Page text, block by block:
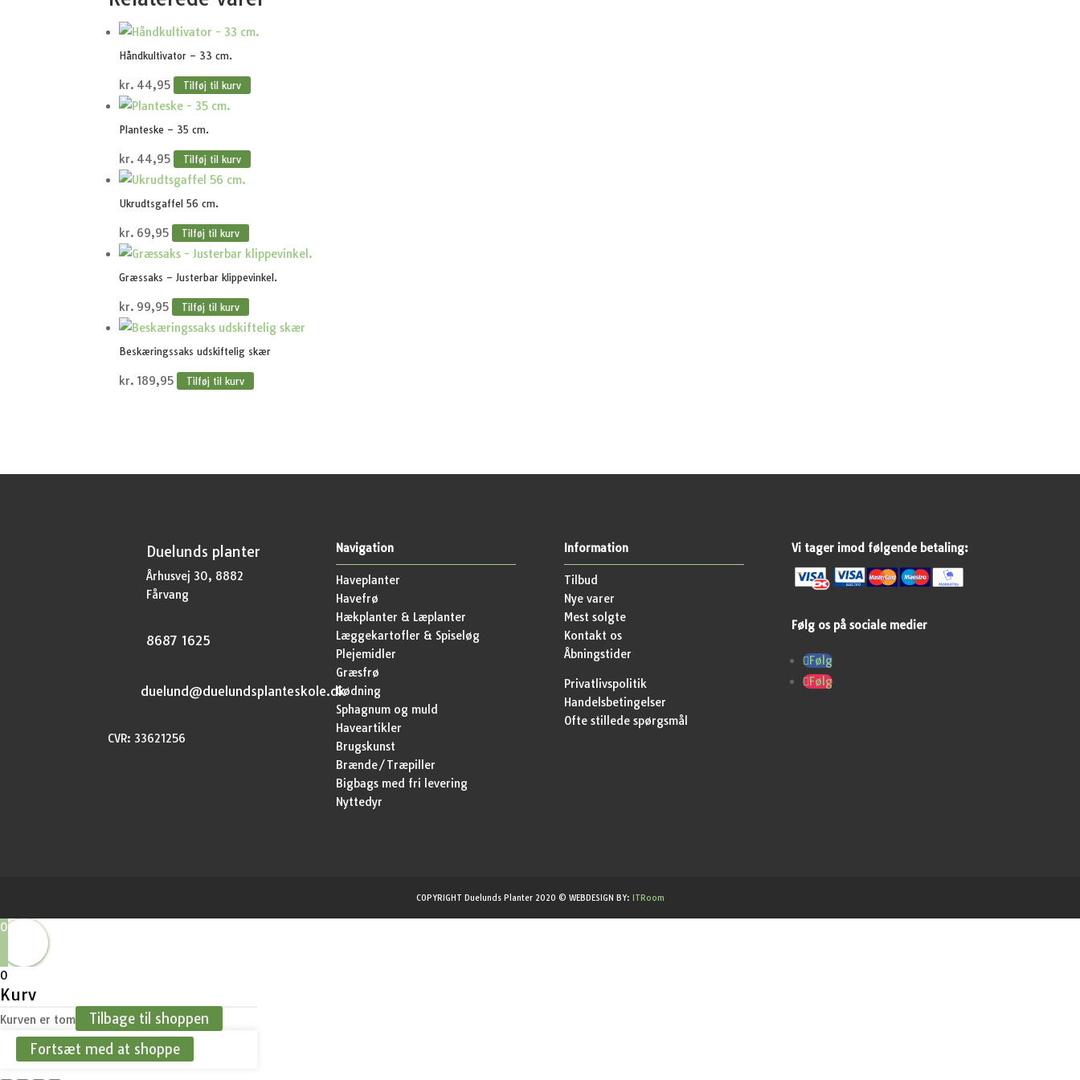
Håndkultivator – 33 cm.
kr. 44,95 Tilføj til kurv
Planteske – 35 cm.
kr. 44,95 Tilføj til kurv
Ukrudtsgaffel 56 cm.
kr. 69,95 Tilføj til kurv
Græssaks – Justerbar klippevinkel.
kr. 99,95 Tilføj til kurv
Beskæringssaks udskiftelig skær
kr. 189,95 Tilføj til kurv
Duelunds planter
Århusvej 30, 8882
Fårvang
8687 1625
duelund@duelundsplanteskole.dk
CVR: 33621256
Navigation
Haveplanter
Havefrø
Hækplanter & Læplanter
Læggekartofler & Spiseløg
Plejemidler
Græsfrø
Gødning
Sphagnum og muld
Haveartikler
Brugskunst
Brænde/Træpiller
Bigbags med fri levering
Nyttedyr
Information
Tilbud
Nye varer
Mest solgte
Kontakt os
Åbningstider
Privatlivspolitik
Handelsbetingelser
Ofte stillede spørgsmål
Vi tager imod følgende betaling:
Følg os på sociale medier
Følg
Følg
COPYRIGHT Duelunds Planter 2020 © WEBDESIGN BY: ITRoom
0
0
Kurv
Kurven er tom
Tilbage til shoppen
Fortsæt med at shoppe